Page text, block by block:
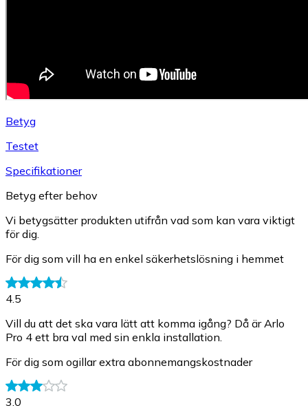
Betyg
Testet
Specifikationer
Betyg efter behov
Vi betygsätter produkten utifrån vad som kan vara viktigt
för dig.
För dig som vill ha en enkel säkerhetslösning i hemmet
4.5
Vill du att det ska vara lätt att komma igång? Då är Arlo
Pro 4 ett bra val med sin enkla installation.
För dig som ogillar extra abonnemangskostnader
3.0